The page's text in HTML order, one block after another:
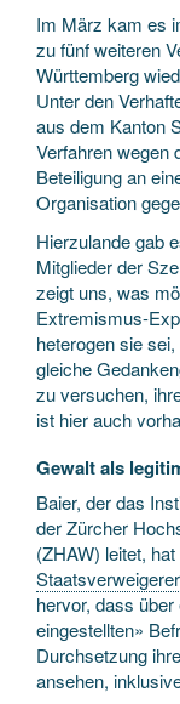
Im März kam es
zu fünf weiteren
Württemberg
Unter den
aus dem Kanton
Verfahren wegen
Beteiligung an
Organisation
Hierzulande gab
Mitglieder der
zeigt uns, was
Extremismus-
heterogen sie
gleiche
zu versuchen,
ist hier auch
Gewalt als
Baier, der das
der Zürcher
(ZHAW) leitet,
hervor, dass
eingestellten»
Durchsetzung
ansehen,